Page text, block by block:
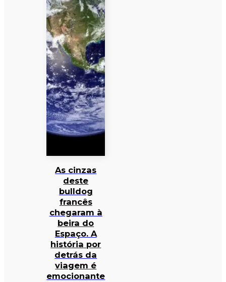
As cinzas
deste
bulldog
francês
chegaram à
beira do
Espaço. A
história por
detrás da
viagem é
emocionante